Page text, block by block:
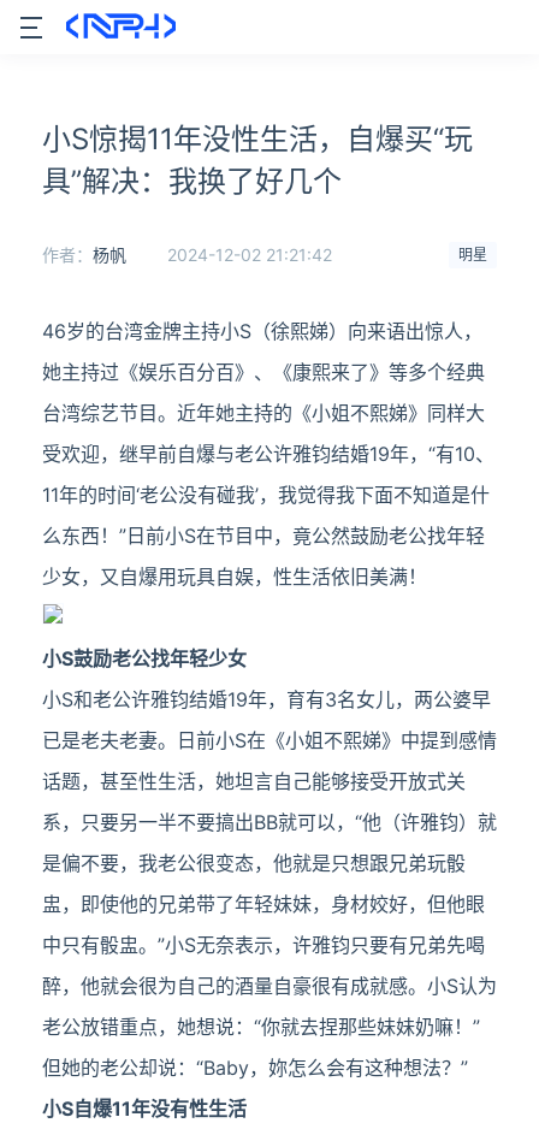
小S惊揭11年没性生活，自爆买“玩
具”解决：我换了好几个
明星
作者： 杨帆 2024-12-02 21:21:42
46岁的台湾金牌主持小S（徐熙娣）向来语出惊人，
她主持过《娱乐百分百》、《康熙来了》等多个经典
台湾综艺节目。近年她主持的《小姐不熙娣》同样大
受欢迎，继早前自爆与老公许雅钧结婚19年，“有10、
11年的时间‘老公没有碰我’，我觉得我下面不知道是什
么东西！”日前小S在节目中，竟公然鼓励老公找年轻
少女，又自爆用玩具自娱，性生活依旧美满！
小S鼓励老公找年轻少女
小S和老公许雅钧结婚19年，育有3名女儿，两公婆早
已是老夫老妻。日前小S在《小姐不熙娣》中提到感情
话题，甚至性生活，她坦言自己能够接受开放式关
系，只要另一半不要搞出BB就可以，“他（许雅钧）就
是偏不要，我老公很变态，他就是只想跟兄弟玩骰
盅，即使他的兄弟带了年轻妹妹，身材姣好，但他眼
中只有骰盅。”小S无奈表示，许雅钧只要有兄弟先喝
醉，他就会很为自己的酒量自豪很有成就感。小S认为
老公放错重点，她想说：“你就去捏那些妹妹奶嘛！”
但她的老公却说：“Baby，妳怎么会有这种想法？”
小S自爆11年没有性生活